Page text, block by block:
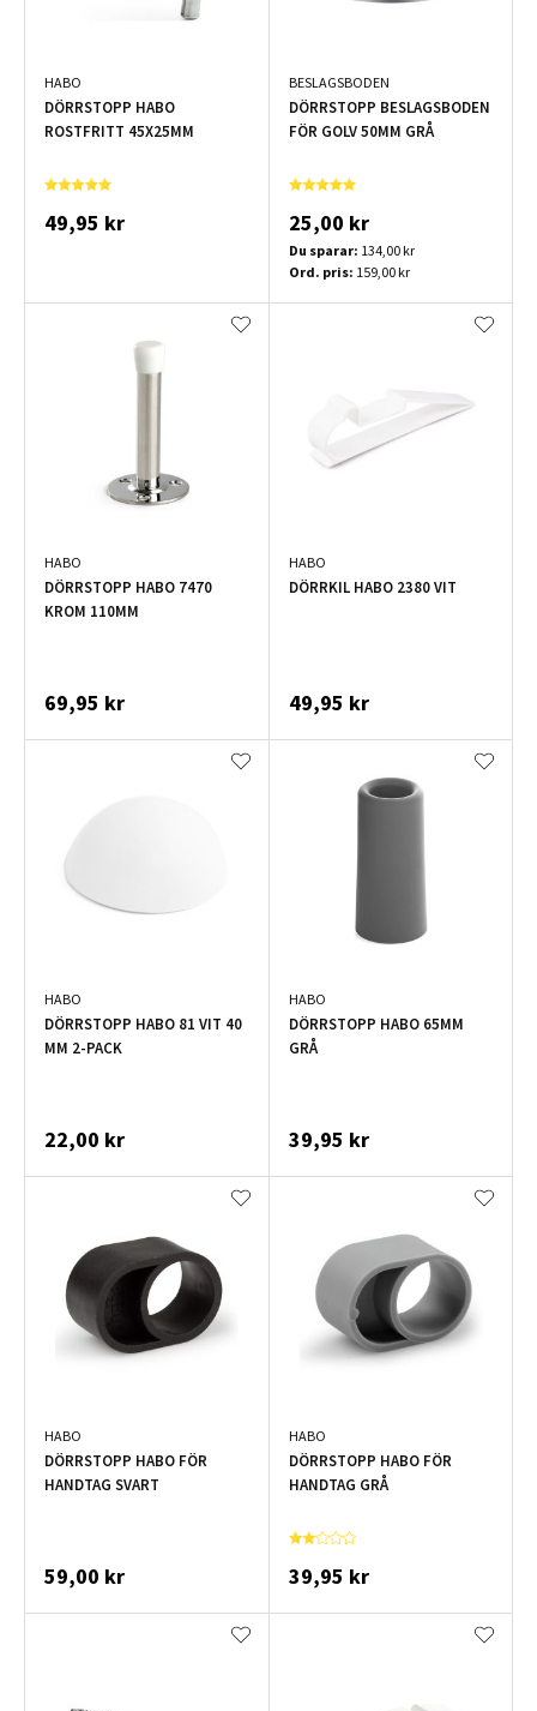
HABO
DÖRRSTOPP HABO
ROSTFRITT 45X25MM
49,95 kr
BESLAGSBODEN
DÖRRSTOPP BESLAGSBODEN
FÖR GOLV 50MM GRÅ
25,00 kr
Du sparar: 134,00 kr
Ord. pris: 159,00 kr
HABO
DÖRRSTOPP HABO 7470
KROM 110MM
69,95 kr
HABO
DÖRRKIL HABO 2380 VIT
49,95 kr
HABO
DÖRRSTOPP HABO 81 VIT 40
MM 2-PACK
22,00 kr
HABO
DÖRRSTOPP HABO 65MM
GRÅ
39,95 kr
HABO
DÖRRSTOPP HABO FÖR
HANDTAG SVART
59,00 kr
HABO
DÖRRSTOPP HABO FÖR
HANDTAG GRÅ
39,95 kr